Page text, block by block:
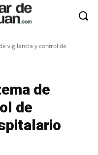
vigilancia y control de
de
de